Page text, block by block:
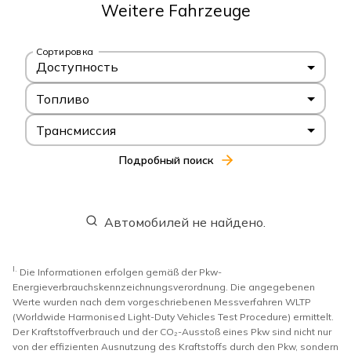
Weitere Fahrzeuge
Сортировка
Доступность
Топливо
Трансмиссия
Подробный поиск
Автомобилей не найдено.
I.
Die Informationen erfolgen gemäß der Pkw-
Energieverbrauchskennzeichnungsverordnung. Die angegebenen
Werte wurden nach dem vorgeschriebenen Messverfahren WLTP
(Worldwide Harmonised Light-Duty Vehicles Test Procedure) ermittelt.
Der Kraftstoffverbrauch und der CO₂-Ausstoß eines Pkw sind nicht nur
von der effizienten Ausnutzung des Kraftstoffs durch den Pkw, sondern